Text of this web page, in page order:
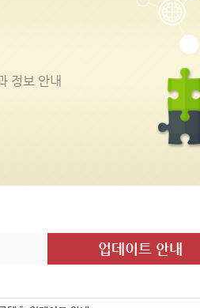
정보 안내
업데이트 안내